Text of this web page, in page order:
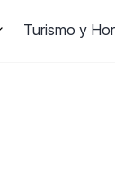
Turismo y